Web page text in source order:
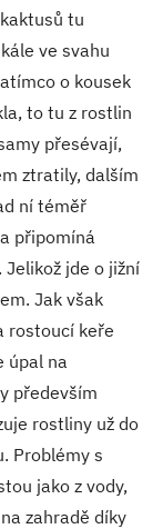
tu
ve svahu
o kousek
to tu z rostlin
přesévají,
ztratily, dalším
ní téměř
připomíná
jde o jižní
Jak však
rostoucí keře
úpal na
především
rostliny už do
Problémy s
jako z vody,
zahradě díky